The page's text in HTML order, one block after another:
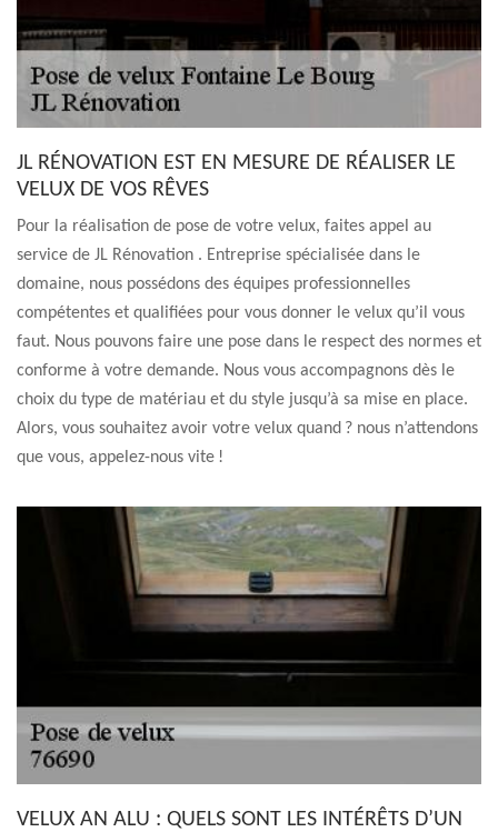
JL RÉNOVATION EST EN MESURE DE RÉALISER LE
VELUX DE VOS RÊVES
Pour la réalisation de pose de votre velux, faites appel au
service de JL Rénovation . Entreprise spécialisée dans le
domaine, nous possédons des équipes professionnelles
compétentes et qualifiées pour vous donner le velux qu’il vous
faut. Nous pouvons faire une pose dans le respect des normes et
conforme à votre demande. Nous vous accompagnons dès le
choix du type de matériau et du style jusqu’à sa mise en place.
Alors, vous souhaitez avoir votre velux quand ? nous n’attendons
que vous, appelez-nous vite !
VELUX AN ALU : QUELS SONT LES INTÉRÊTS D’UN